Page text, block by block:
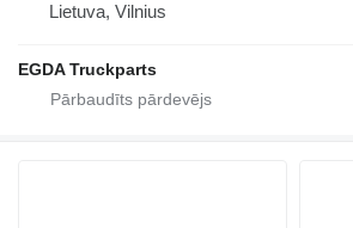
Lietuva, Vilnius
EGDA Truckparts